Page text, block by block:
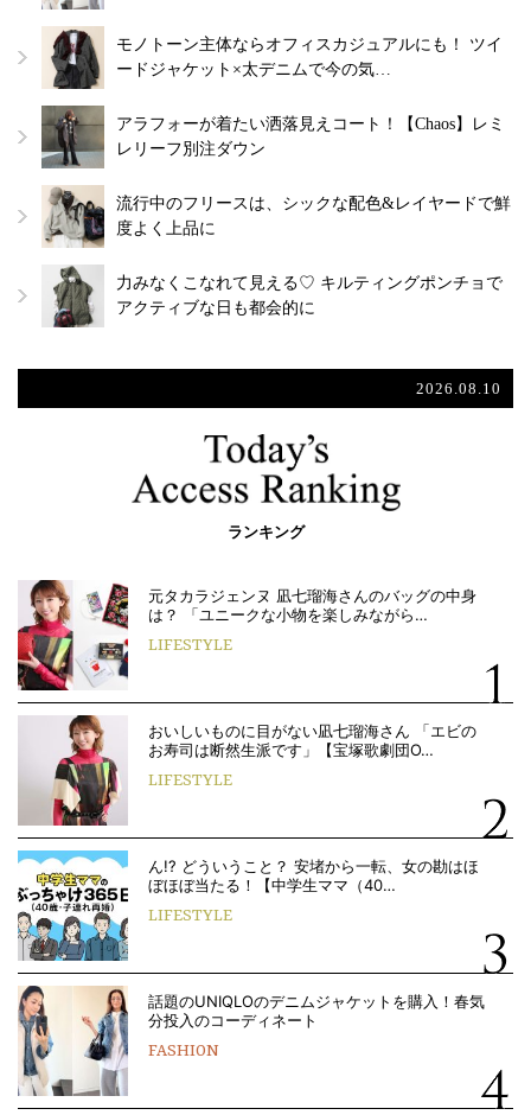
モノトーン主体ならオフィスカジュアルにも！ ツイ
ードジャケット×太デニムで今の気…
アラフォーが着たい洒落見えコート！【Chaos】レミ
レリーフ別注ダウン
流行中のフリースは、シックな配色&レイヤードで鮮
度よく上品に
力みなくこなれて見える♡ キルティングポンチョで
アクティブな日も都会的に
2026.08.10
ランキング
元タカラジェンヌ 凪七瑠海さんのバッグの中身
は？ 「ユニークな小物を楽しみながら…
LIFESTYLE
おいしいものに目がない凪七瑠海さん 「エビの
お寿司は断然生派です」【宝塚歌劇団O…
LIFESTYLE
ん!? どういうこと？ 安堵から一転、女の勘はほ
ぼほぼ当たる！【中学生ママ（40…
LIFESTYLE
話題のUNIQLOのデニムジャケットを購入！春気
分投入のコーディネート
FASHION